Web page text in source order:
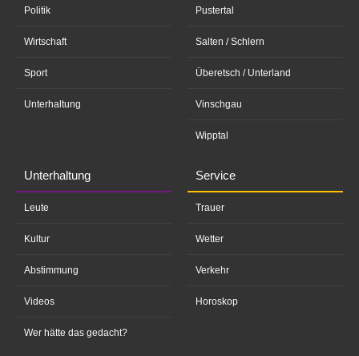
Politik
Wirtschaft
Sport
Unterhaltung
Pustertal
Salten / Schlern
Überetsch / Unterland
Vinschgau
Wipptal
Unterhaltung
Leute
Kultur
Abstimmung
Videos
Wer hätte das gedacht?
Service
Trauer
Wetter
Verkehr
Horoskop